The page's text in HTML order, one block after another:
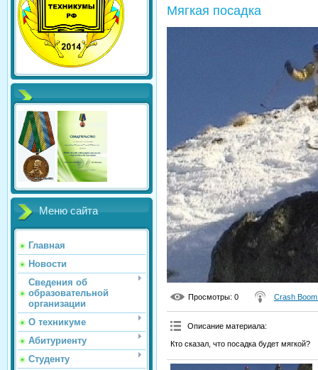
Меню сайта
Главная
Новости
Сведения об
образовательной
организации
О техникуме
Абитуриенту
Студенту
Мягкая посадка
Просмотры: 0 Crash
Описание материала:
Кто сказал, что посадка будет мягкой?